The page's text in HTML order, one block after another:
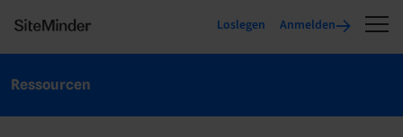
Loslegen Anmelden
Ressourcen